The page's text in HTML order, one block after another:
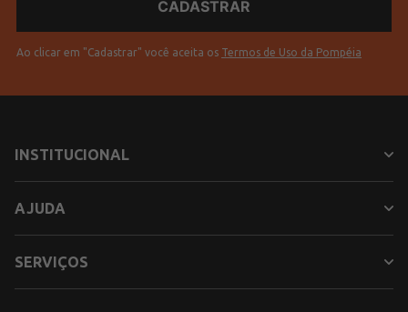
Ao clicar em "Cadastrar" você aceita os Termos de Uso da Pompéia
INSTITUCIONAL
AJUDA
SERVIÇOS